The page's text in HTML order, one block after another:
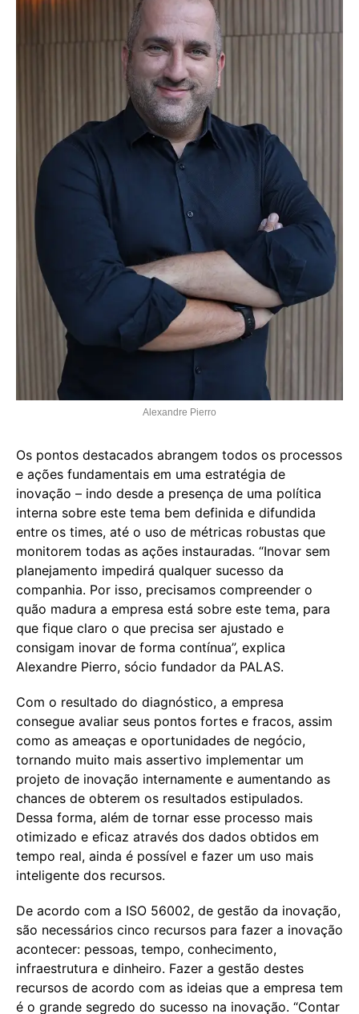
Alexandre Pierro
Os pontos destacados abrangem todos os processos
e ações fundamentais em uma estratégia de
inovação – indo desde a presença de uma política
interna sobre este tema bem definida e difundida
entre os times, até o uso de métricas robustas que
monitorem todas as ações instauradas. “Inovar sem
planejamento impedirá qualquer sucesso da
companhia. Por isso, precisamos compreender o
quão madura a empresa está sobre este tema, para
que fique claro o que precisa ser ajustado e
consigam inovar de forma contínua”, explica
Alexandre Pierro, sócio fundador da PALAS.
Com o resultado do diagnóstico, a empresa
consegue avaliar seus pontos fortes e fracos, assim
como as ameaças e oportunidades de negócio,
tornando muito mais assertivo implementar um
projeto de inovação internamente e aumentando as
chances de obterem os resultados estipulados.
Dessa forma, além de tornar esse processo mais
otimizado e eficaz através dos dados obtidos em
tempo real, ainda é possível e fazer um uso mais
inteligente dos recursos.
De acordo com a ISO 56002, de gestão da inovação,
são necessários cinco recursos para fazer a inovação
acontecer: pessoas, tempo, conhecimento,
infraestrutura e dinheiro. Fazer a gestão destes
recursos de acordo com as ideias que a empresa tem
é o grande segredo do sucesso na inovação. “Contar